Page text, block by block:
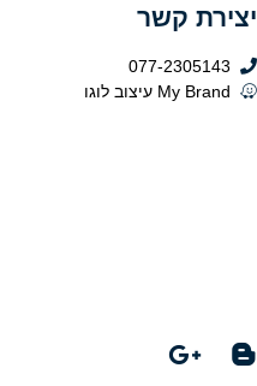
יצירת קשר
077-2305143
My Brand עיצוב לוגו